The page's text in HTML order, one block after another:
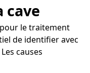
cave
le traitement
de identifier avec
causes